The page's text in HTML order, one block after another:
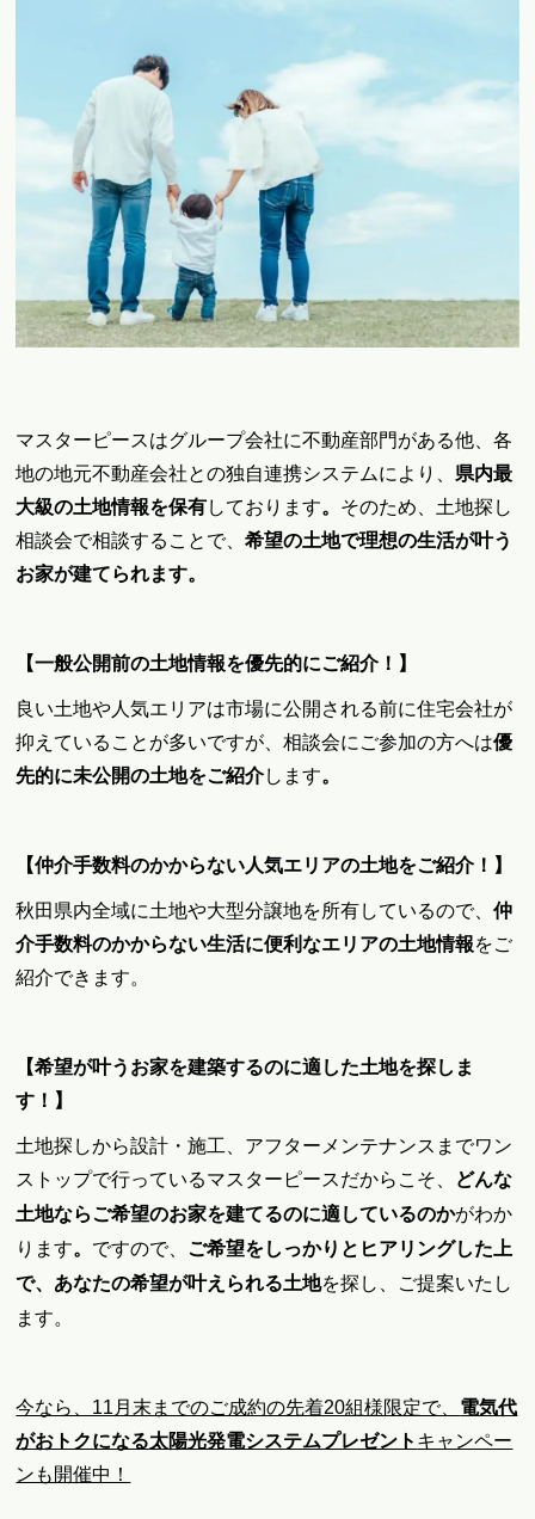
マスターピースはグループ会社に不動産部門がある他、各
地の地元不動産会社との独自連携システムにより、 県内最
大級の土地情報を保有しております。 そのため、土地探し
相談会で相談することで、希望の土地で理想の生活が叶う
お家が建てられます。
【一般公開前の土地情報を優先的にご紹介！】
良い土地や人気エリアは市場に公開される前に住宅会社が
抑えていることが多いですが、相談会にご参加の方へは優
先的に未公開の土地をご紹介します。
【仲介手数料のかからない人気エリアの土地をご紹介！】
秋田県内全域に土地や大型分譲地を所有しているので、仲
介手数料のかからない生活に便利なエリアの土地情報をご
紹介できます。
【希望が叶うお家を建築するのに適した土地を探しま
す！】
土地探しから設計・施工、アフターメンテナンスまでワン
ストップで行っているマスターピースだからこそ、 どんな
土地ならご希望のお家を建てるのに適しているのかがわか
ります。 ですので、 ご希望をしっかりとヒアリングした上
で、あなたの希望が叶えられる土地を探し、ご提案いたし
ます。
今なら、11月末までのご成約の先着20組様限定で、 電気代
がおトクになる太陽光発電システムプレゼント キャンペー
ンも開催中！